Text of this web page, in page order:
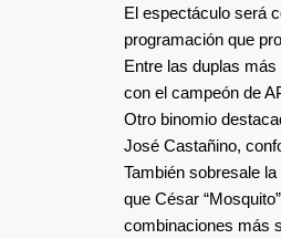
El espectáculo será
programación que
Entre las duplas más
con el campeón de
Otro binomio
José Castañino,
También sobresale
que César
combinaciones más